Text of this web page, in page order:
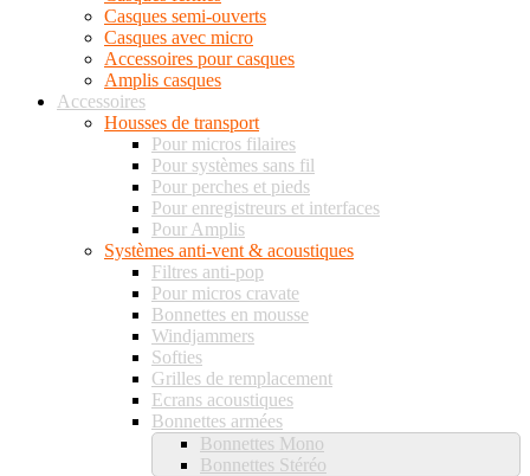
Casques semi-ouverts
Casques avec micro
Accessoires pour casques
Amplis casques
Accessoires
Housses de transport
Pour micros filaires
Pour systèmes sans fil
Pour perches et pieds
Pour enregistreurs et interfaces
Pour Amplis
Systèmes anti-vent & acoustiques
Filtres anti-pop
Pour micros cravate
Bonnettes en mousse
Windjammers
Softies
Grilles de remplacement
Ecrans acoustiques
Bonnettes armées
Bonnettes Mono
Bonnettes Stéréo